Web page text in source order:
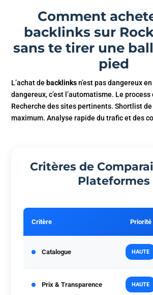
Comment
backlinks sur
sans te tirer une
pied
L’achat de backlinksn’est pas dangereux
dangereux, c’est l’automatisme. Le
Recherche des sites pertinents. Shortlist
maximum. Analyse rapide du trafic et des
Critères de
Plateformes
Critère Priorité
Catalogue HAUTE
Prix & Transparence HAUTE